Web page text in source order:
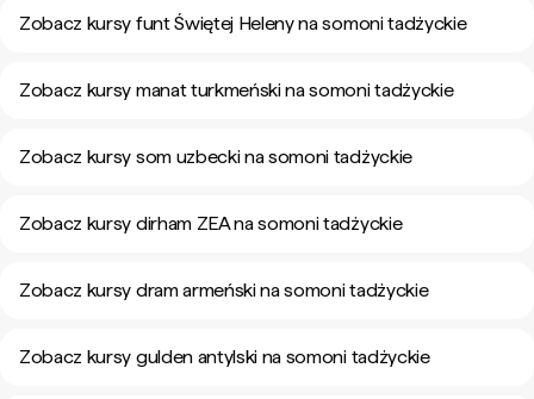
Zobacz kursy funt Świętej Heleny na somoni tadżyckie
Zobacz kursy manat turkmeński na somoni tadżyckie
Zobacz kursy som uzbecki na somoni tadżyckie
Zobacz kursy dirham ZEA na somoni tadżyckie
Zobacz kursy dram armeński na somoni tadżyckie
Zobacz kursy gulden antylski na somoni tadżyckie